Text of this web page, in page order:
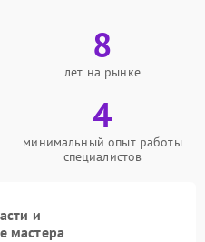
8
лет на рынке
4
минимальный опыт работы
специалистов
и
мастера